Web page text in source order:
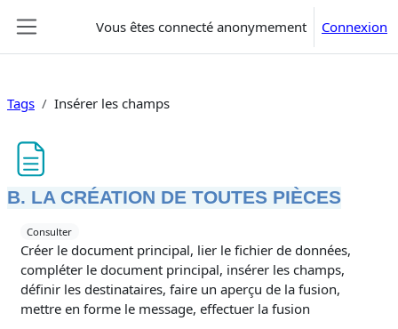
Vous êtes connecté anonymement Connexion
Tags Insérer les champs
B. LA CRÉATION DE TOUTES PIÈCES
Conditions d’achèvement
Consulter
Créer le document principal, lier le fichier de données,
compléter le document principal, insérer les champs,
définir les destinataires, faire un aperçu de la fusion,
mettre en forme le message, effectuer la fusion